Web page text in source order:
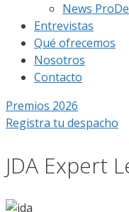
News
Entrevistas
Qué ofrecemos
Nosotros
Contacto
Premios 2026
Registra tu despacho
JDA Expert